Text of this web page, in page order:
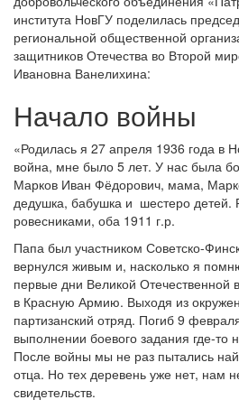
института НовГУ поделилась
региональной общественной
защитников Отечества во Второй
Ивановна Ванелихина:
Начало войны
«Родилась я 27 апреля 1936 года в
война, мне было 5 лет. У нас была
Марков Иван Фёдорович, мама,
дедушка, бабушка и шестеро детей.
ровесниками, оба 1911 г.р.
Папа был участником Советско-
вернулся живым и, насколько я
первые дни Великой Отечественной
в Красную Армию. Выходя из
партизанский отряд. Погиб 9
выполнении боевого задания где-то
После войны мы не раз пытались
отца. Но тех деревень уже нет, нам
свидетельств.